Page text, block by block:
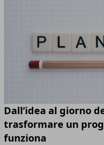
Dall’idea al giorno
trasformare un
funziona